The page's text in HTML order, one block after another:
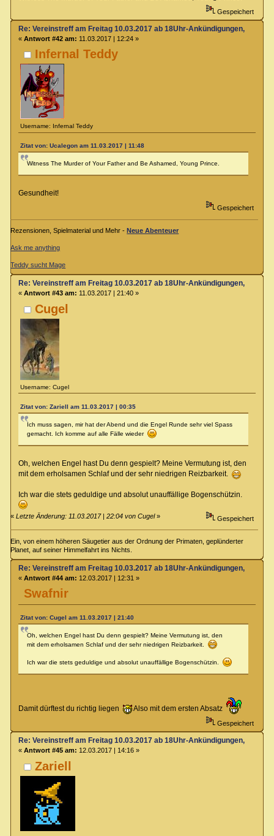
Gespeichert
Infernal Teddy
Username: Infernal Teddy
Re: Vereinstreff am Freitag 10.03.2017 ab 18Uhr-Ankündigungen,
« Antwort #42 am: 11.03.2017 | 12:24 »
Zitat von: Ucalegon am 11.03.2017 | 11:48
Witness The Murder of Your Father and Be Ashamed, Young Prince.
Gesundheit!
Gespeichert
Rezensionen, Spielmaterial und Mehr - Neue Abenteuer
Ask me anything
Teddy sucht Mage
Cugel
Username: Cugel
Re: Vereinstreff am Freitag 10.03.2017 ab 18Uhr-Ankündigungen,
« Antwort #43 am: 11.03.2017 | 21:40 »
Zitat von: Zariell am 11.03.2017 | 00:35
Ich muss sagen, mir hat der Abend und die Engel Runde sehr viel Spass
gemacht. Ich komme auf alle Fälle wieder
Oh, welchen Engel hast Du denn gespielt? Meine Vermutung ist, den
mit dem erholsamen Schlaf und der sehr niedrigen Reizbarkeit.
Ich war die stets geduldige und absolut unauffällige Bogenschützin.
«Letzte Änderung: 11.03.2017 | 22:04 von Cugel» Gespeichert
Ein, von einem höheren Säugetier aus der Ordnung der Primaten, geplünderter
Planet, auf seiner Himmelfahrt ins Nichts.
Swafnir
Re: Vereinstreff am Freitag 10.03.2017 ab 18Uhr-Ankündigungen,
« Antwort #44 am: 12.03.2017 | 12:31 »
Zitat von: Cugel am 11.03.2017 | 21:40
Oh, welchen Engel hast Du denn gespielt? Meine Vermutung ist, den
mit dem erholsamen Schlaf und der sehr niedrigen Reizbarkeit.
Ich war die stets geduldige und absolut unauffällige Bogenschützin.
Damit dürftest du richtig liegen Also mit dem ersten Absatz
Gespeichert
Zariell
Re: Vereinstreff am Freitag 10.03.2017 ab 18Uhr-Ankündigungen,
« Antwort #45 am: 12.03.2017 | 14:16 »